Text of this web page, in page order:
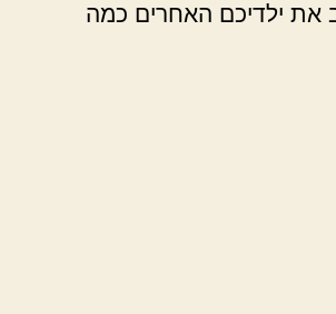
את ילדיכם האחרים כמה